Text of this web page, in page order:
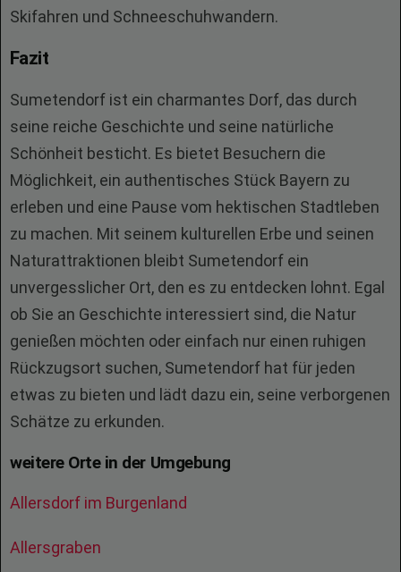
Skifahren und Schneeschuhwandern.
Fazit
Sumetendorf ist ein charmantes Dorf, das durch
seine reiche Geschichte und seine natürliche
Schönheit besticht. Es bietet Besuchern die
Möglichkeit, ein authentisches Stück Bayern zu
erleben und eine Pause vom hektischen Stadtleben
zu machen. Mit seinem kulturellen Erbe und seinen
Naturattraktionen bleibt Sumetendorf ein
unvergesslicher Ort, den es zu entdecken lohnt. Egal
ob Sie an Geschichte interessiert sind, die Natur
genießen möchten oder einfach nur einen ruhigen
Rückzugsort suchen, Sumetendorf hat für jeden
etwas zu bieten und lädt dazu ein, seine verborgenen
Schätze zu erkunden.
weitere Orte in der Umgebung
Allersdorf im Burgenland
Allersgraben